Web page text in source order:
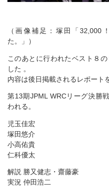
（画像補足：塚田「32,000
た。」）
このあとに行われたベスト８
した 。
内容は後日掲載されるレポート
第13期JPML WRCリーグ決勝
われる。
児玉佳宏
塚田悠介
小高佑貴
仁科優太
解説 勝又健志・齋藤豪
実況 仲田浩二